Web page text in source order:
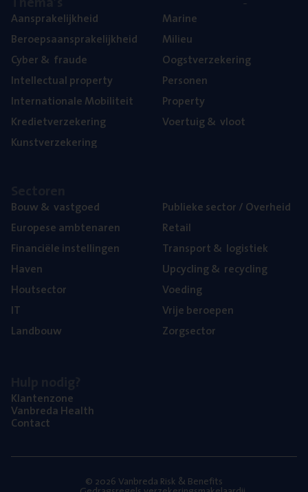
Aan­spra­ke­lijk­heid
Beroeps­aan­spra­ke­lijk­heid
Cyber& fraude
Intel­lec­tu­al property
Inter­na­ti­o­na­le Mobiliteit
Kre­diet­ver­ze­ke­ring
Kunst­ver­ze­ke­ring
Mari­ne
Mili­eu
Oogst­ver­ze­ke­ring
Per­so­nen
Pro­per­ty
Voer­tuig& vloot
Bouw& vastgoed
Euro­pe­se ambtenaren
Finan­ci­ë­le instellingen
Haven
Hout­sec­tor
IT
Land­bouw
Publie­ke sec­tor / Overheid
Retail
Trans­port& logistiek
Upcy­cling& recycling
Voe­ding
Vrije beroe­pen
Zorg­sec­tor
Klan­ten­zo­ne
Van­b­re­da Health
Con­tact
© 2026 Vanbreda Risk & Benefits